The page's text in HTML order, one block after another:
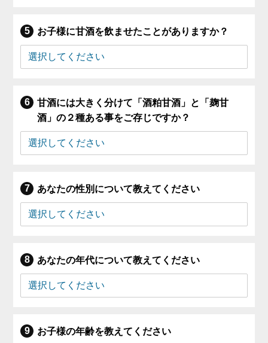
お子様に甘酒を飲ませたことがありますか？
甘酒には大きく分けて「酒粕甘酒」と「麹甘
酒」の２種ある事をご存じですか？
あなたの性別について教えてください
あなたの年代について教えてください
お子様の年齢を教えてください